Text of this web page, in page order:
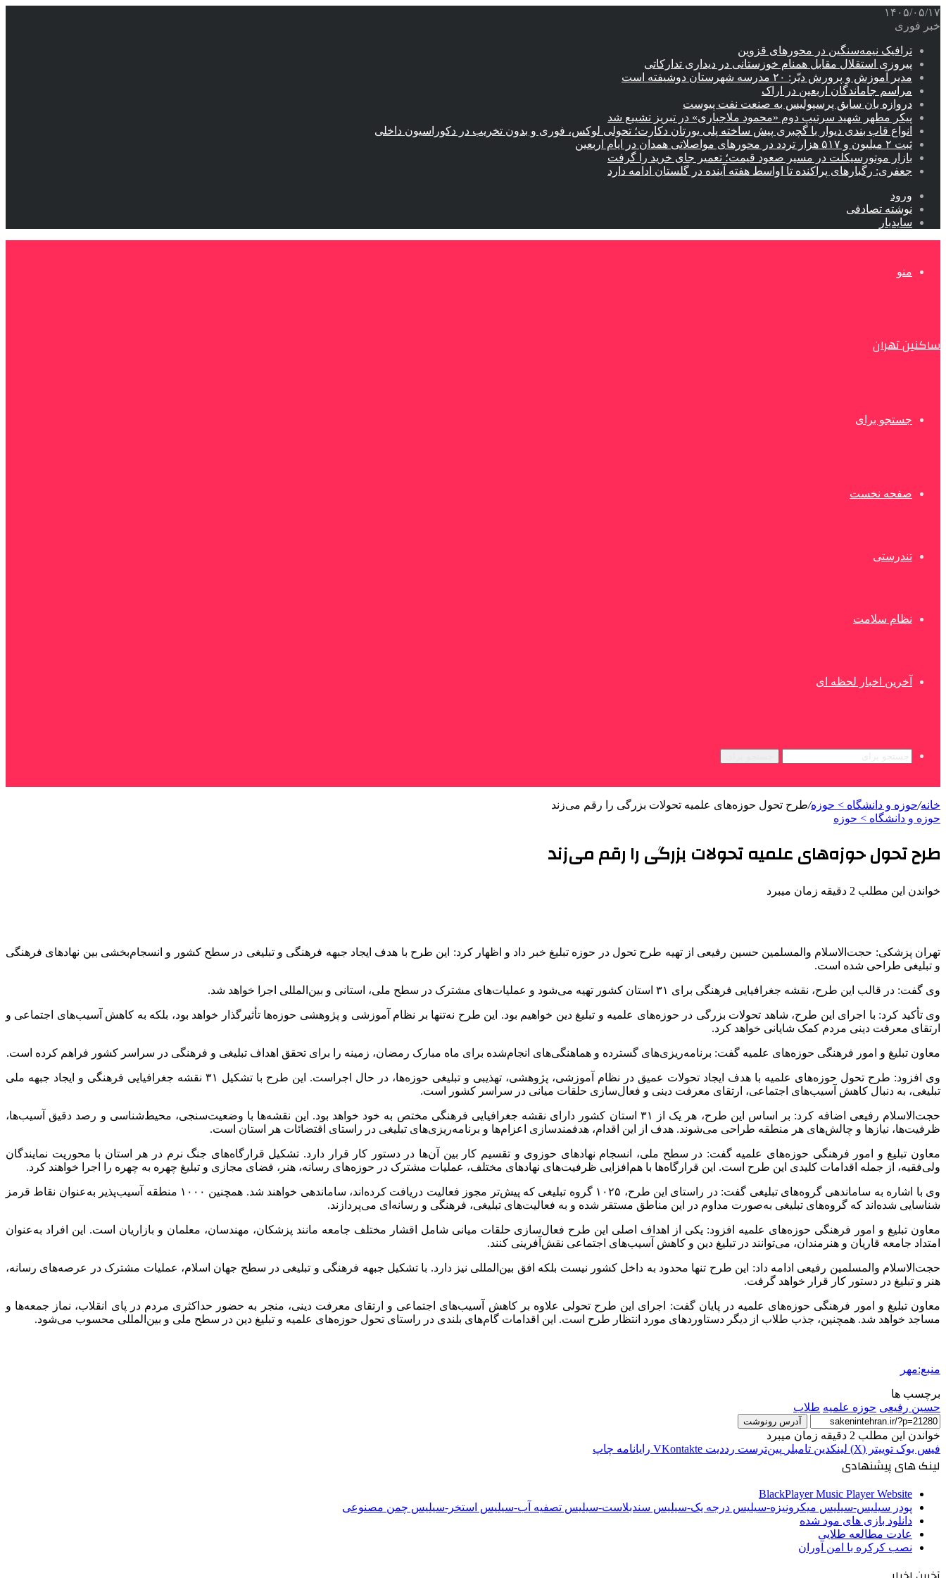
۱۴۰۵/۰۵/۱۷
خبر فوری
ترافیک نیمه‌سنگین در محورهای قزوین
پیروزی استقلال مقابل همنام خوزستانی در دیداری تدارکاتی
مدیر آموزش و پرورش دیّر: ۲۰ مدرسه شهرستان دوشیفته است
مراسم جاماندگان اربعین در اراک
دروازه بان سابق پرسپولیس به صنعت نفت پیوست
پیکر مطهر شهید سرتیپ دوم «محمود ملاجباری» در تبریز تشییع شد
انواع قاب بندی دیوار با گچبری پیش ساخته پلی یورتان دکارت؛ تحولی لوکس، فوری و بدون تخریب در دکوراسیون داخلی
ثبت ۲ میلیون و ۵۱۷ هزار تردد در محورهای مواصلاتی همدان در ایام اربعین
بازار موتورسیکلت در مسیر صعود قیمت؛ تعمیر جای خرید را گرفت
جعفری: رگبارهای پراکنده تا اواسط هفته آینده در گلستان ادامه دارد
ورود
نوشته تصادفی
سایدبار
منو
ساکنین تهران
جستجو برای
صفحه نخست
تندرستی
نظام سلامت
آخرین اخبار لحظه ای
خانه/حوزه و دانشگاه > حوزه/طرح تحول حوزه‌های علمیه تحولات بزرگی را رقم می‌زند
حوزه و دانشگاه > حوزه
طرح تحول حوزه‌های علمیه تحولات بزرگی را رقم می‌زند
خواندن این مطلب 2 دقیقه زمان میبرد
تهران پزشکی: حجت‌الاسلام والمسلمین حسین رفیعی از تهیه طرح تحول در حوزه تبلیغ خبر داد و اظهار کرد: این طرح با هدف ایجاد جبهه فرهنگی و تبلیغی در سطح کشور و انسجام‌بخشی بین نهادهای فرهنگی
و تبلیغی طراحی شده است.
وی گفت: در قالب این طرح، نقشه جغرافیایی فرهنگی برای ۳۱ استان کشور تهیه می‌شود و عملیات‌های مشترک در سطح ملی، استانی و بین‌المللی اجرا خواهد شد.
وی تأکید کرد: با اجرای این طرح، شاهد تحولات بزرگی در حوزه‌های علمیه و تبلیغ دین خواهیم بود. این طرح نه‌تنها بر نظام آموزشی و پژوهشی حوزه‌ها تأثیرگذار خواهد بود، بلکه به کاهش آسیب‌های اجتماعی و
ارتقای معرفت دینی مردم کمک شایانی خواهد کرد.
معاون تبلیغ و امور فرهنگی حوزه‌های علمیه گفت: برنامه‌ریزی‌های گسترده و هماهنگی‌های انجام‌شده برای ماه مبارک رمضان، زمینه را برای تحقق اهداف تبلیغی و فرهنگی در سراسر کشور فراهم کرده است.
وی افزود: طرح تحول حوزه‌های علمیه با هدف ایجاد تحولات عمیق در نظام آموزشی، پژوهشی، تهذیبی و تبلیغی حوزه‌ها، در حال اجراست. این طرح با تشکیل ۳۱ نقشه جغرافیایی فرهنگی و ایجاد جبهه ملی
تبلیغی، به دنبال کاهش آسیب‌های اجتماعی، ارتقای معرفت دینی و فعال‌سازی حلقات میانی در سراسر کشور است.
حجت‌الاسلام رفیعی اضافه کرد: بر اساس این طرح، هر یک از ۳۱ استان کشور دارای نقشه جغرافیایی فرهنگی مختص به خود خواهد بود. این نقشه‌ها با وضعیت‌سنجی، محیط‌شناسی و رصد دقیق آسیب‌ها،
ظرفیت‌ها، نیازها و چالش‌های هر منطقه طراحی می‌شوند. هدف از این اقدام، هدفمندسازی اعزام‌ها و برنامه‌ریزی‌های تبلیغی در راستای اقتضائات هر استان است.
معاون تبلیغ و امور فرهنگی حوزه‌های علمیه گفت: در سطح ملی، انسجام نهادهای حوزوی و تقسیم کار بین آن‌ها در دستور کار قرار دارد. تشکیل قرارگاه‌های جنگ نرم در هر استان با محوریت نمایندگان
ولی‌فقیه، از جمله اقدامات کلیدی این طرح است. این قرارگاه‌ها با هم‌افزایی ظرفیت‌های نهادهای مختلف، عملیات مشترک در حوزه‌های رسانه، هنر، فضای مجازی و تبلیغ چهره به چهره را اجرا خواهند کرد.
وی با اشاره به ساماندهی گروه‌های تبلیغی گفت: در راستای این طرح، ۱۰۲۵ گروه تبلیغی که پیش‌تر مجوز فعالیت دریافت کرده‌اند، ساماندهی خواهند شد. همچنین ۱۰۰۰ منطقه آسیب‌پذیر به‌عنوان نقاط قرمز
شناسایی شده‌اند که گروه‌های تبلیغی به‌صورت مداوم در این مناطق مستقر شده و به فعالیت‌های تبلیغی، فرهنگی و رسانه‌ای می‌پردازند.
معاون تبلیغ و امور فرهنگی حوزه‌های علمیه افزود: یکی از اهداف اصلی این طرح فعال‌سازی حلقات میانی شامل اقشار مختلف جامعه مانند پزشکان، مهندسان، معلمان و بازاریان است. این افراد به‌عنوان
امتداد جامعه قاریان و هنرمندان، می‌توانند در تبلیغ دین و کاهش آسیب‌های اجتماعی نقش‌آفرینی کنند.
حجت‌الاسلام والمسلمین رفیعی ادامه داد: این طرح تنها محدود به داخل کشور نیست بلکه افق بین‌المللی نیز دارد. با تشکیل جبهه فرهنگی و تبلیغی در سطح جهان اسلام، عملیات مشترک در عرصه‌های رسانه،
هنر و تبلیغ در دستور کار قرار خواهد گرفت.
معاون تبلیغ و امور فرهنگی حوزه‌های علمیه در پایان گفت: اجرای این طرح تحولی علاوه بر کاهش آسیب‌های اجتماعی و ارتقای معرفت دینی، منجر به حضور حداکثری مردم در پای انقلاب، نماز جمعه‌ها و
مساجد خواهد شد. همچنین، جذب طلاب از دیگر دستاوردهای مورد انتظار طرح است. این اقدامات گام‌های بلندی در راستای تحول حوزه‌های علمیه و تبلیغ دین در سطح ملی و بین‌المللی محسوب می‌شود.
منبع:مهر
برچسب ها
حسین رفیعی حوزه علمیه طلاب
آدرس رونوشت
خواندن این مطلب 2 دقیقه زمان میبرد
فیس بوک توییتر (X) لینکدین ‫تامبلر ‫پین‌ترست ‫رددیت ‫VKontakte رایانامه چاپ
لینک های پیشنهادی
BlackPlayer Music Player Website
پودر سیلیس-سیلیس میکرونیزه-سیلیس درجه یک-سیلیس سندبلاست-سیلیس تصفیه آب-سیلیس استخر-سیلیس چمن مصنوعی
دانلود بازی های مود شده
عادت مطالعه طلایی
نصب کرکره با امن آوران